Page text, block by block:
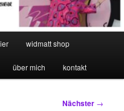
widmatt shop
über mich kontakt
Nächster →